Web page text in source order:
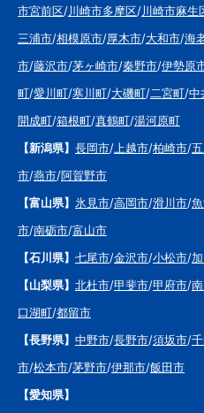
市宮前区/川崎市多摩区/川崎市麻生
三浦市/相模原市/厚木市/大和市/海
市/藤沢市/茅ヶ崎市/秦野市/伊勢原
町/愛川町/寒川町/大磯町/二宮町/中
開成町/箱根町/真鶴町/湯河原町
【新潟県】 長岡市/ 上越市/柏崎市/
市/燕市/阿賀野市
【富山県】 氷見市/高岡市/滑川市/
市/南砺市/富山市
【石川県】 七尾市/金沢市/小松市/
【山梨県】 北杜市/甲斐市/甲府市/
口湖町/都留市
【長野県】 中野市/長野市/須坂市/
市/松本市/茅野市/伊那市/飯田市
【愛知県】